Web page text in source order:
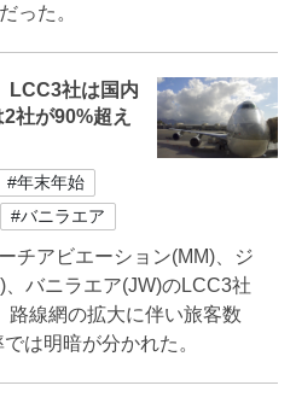
った。
LCC3社は国内
社が90%超え
#年末年始
#バニラエア
チアビエーション(MM)、ジ
バニラエア(JW)のLCC3社
路線網の拡大に伴い旅客数
は明暗が分かれた。